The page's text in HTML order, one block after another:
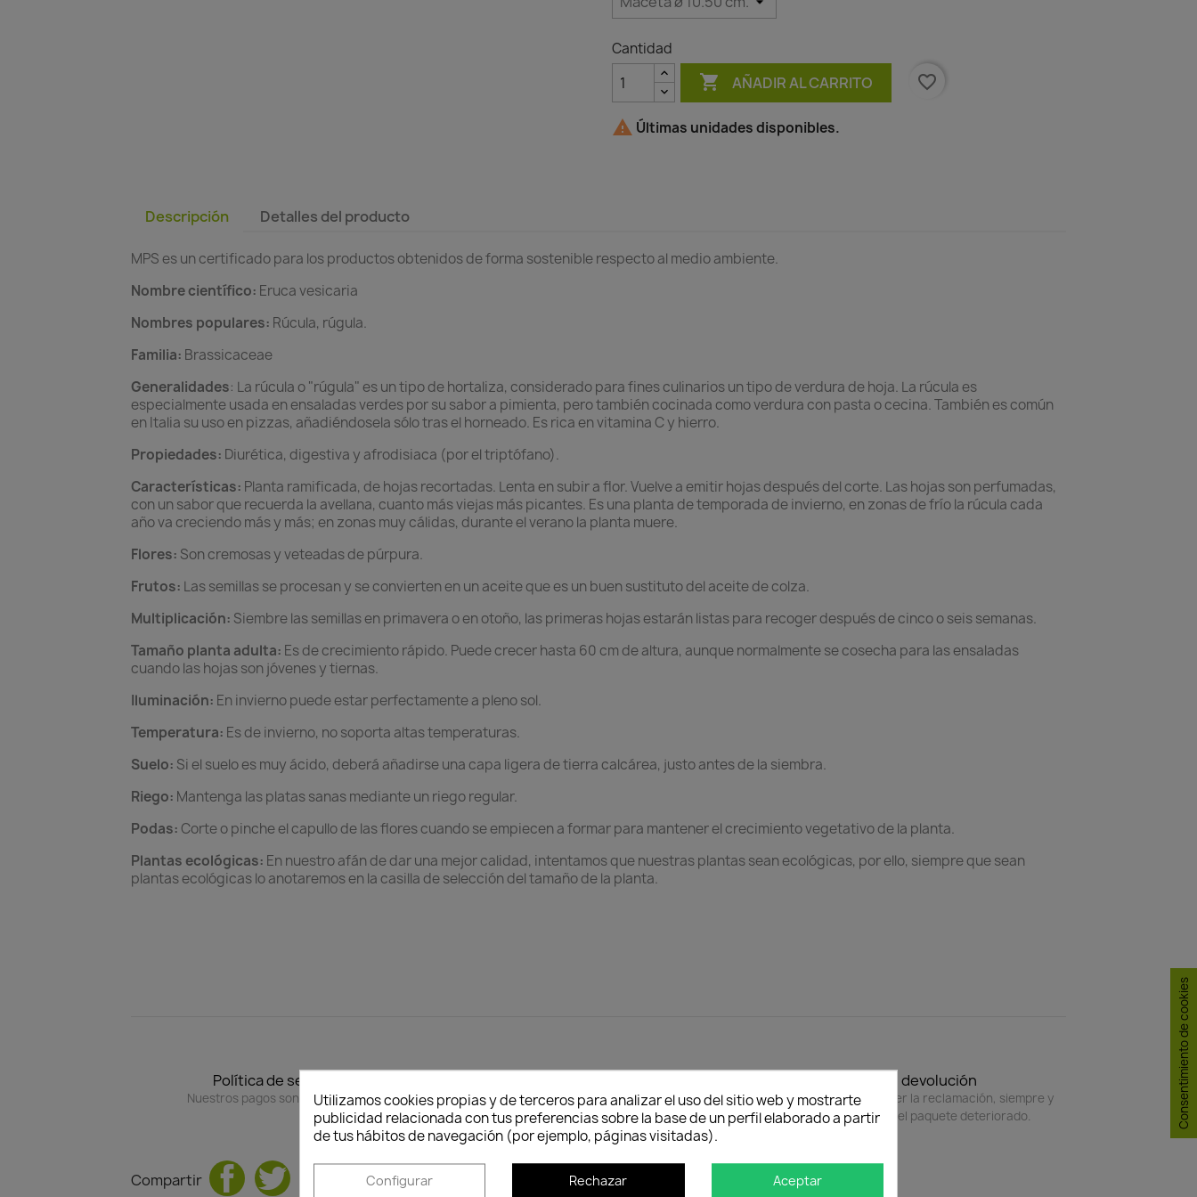
Cantidad
 AÑADIR AL CARRITO favorite_border
 Últimas unidades disponibles.
Descripción Detalles del producto
MPS es un certificado para los productos obtenidos de forma sostenible respecto al medio ambiente.
Nombre científico: Eruca vesicaria
Nombres populares: Rúcula, rúgula.
Familia: Brassicaceae
Generalidades: La rúcula o "rúgula" es un tipo de hortaliza, considerado para fines culinarios un tipo de verdura de hoja. La rúcula es
especialmente usada en ensaladas verdes por su sabor a pimienta, pero también cocinada como verdura con pasta o cecina. También es común
en Italia su uso en pizzas, añadiéndosela sólo tras el horneado. Es rica en vitamina C y hierro.
Propiedades: Diurética, digestiva y afrodisiaca (por el triptófano).
Características: Planta ramificada, de hojas recortadas. Lenta en subir a flor. Vuelve a emitir hojas después del corte. Las hojas son perfumadas,
con un sabor que recuerda la avellana, cuanto más viejas más picantes. Es una planta de temporada de invierno, en zonas de frío la rúcula cada
año va creciendo más y más; en zonas muy cálidas, durante el verano la planta muere.
Flores: Son cremosas y veteadas de púrpura.
Frutos: Las semillas se procesan y se convierten en un aceite que es un buen sustituto del aceite de colza.
Multiplicación: Siembre las semillas en primavera o en otoño, las primeras hojas estarán listas para recoger después de cinco o seis semanas.
Tamaño planta adulta: Es de crecimiento rápido. Puede crecer hasta 60 cm de altura, aunque normalmente se cosecha para las ensaladas
cuando las hojas son jóvenes y tiernas.
Iluminación: En invierno puede estar perfectamente a pleno sol.
Temperatura: Es de invierno, no soporta altas temperaturas.
Suelo: Si el suelo es muy ácido, deberá añadirse una capa ligera de tierra calcárea, justo antes de la siembra.
Riego: Mantenga las platas sanas mediante un riego regular.
Podas: Corte o pinche el capullo de las flores cuando se empiecen a formar para mantener el crecimiento vegetativo de la planta.
Plantas ecológicas: En nuestro afán de dar una mejor calidad, intentamos que nuestras plantas sean ecológicas, por ello, siempre que sean
plantas ecológicas lo anotaremos en la casilla de selección del tamaño de la planta.
Política de seguridad
Nuestros pagos son 100% seguros. Envío peninsular, Islas Baleares y Portugal.
Política de devolución
Tienes 24 horas para hacer la reclamación, siempre y
cuando adjunte foto del paquete deteriorado.
Compartir
Utilizamos cookies propias y de terceros para analizar el uso del sitio web y mostrarte
publicidad relacionada con tus preferencias sobre la base de un perfil elaborado a partir
de tus hábitos de navegación (por ejemplo, páginas visitadas).
Configurar Rechazar Aceptar
Consentimiento de cookies